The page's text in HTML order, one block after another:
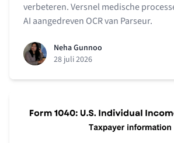
verbeteren. Versnel medische
AI aangedreven OCR van Parseur.
Neha Gunnoo
28 juli 2026